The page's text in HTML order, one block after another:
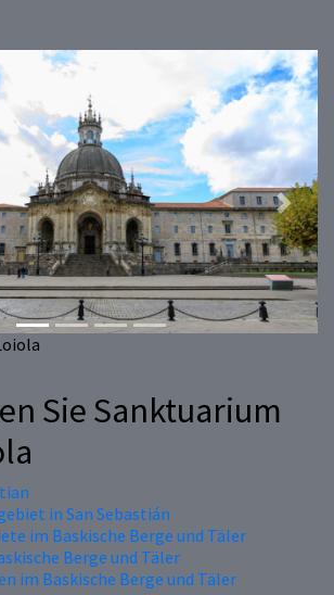
Next
Sie Sanktuarium
in San Sebastián
im Baskische Berge und Täler
Berge und Täler
im Baskische Berge und Täler